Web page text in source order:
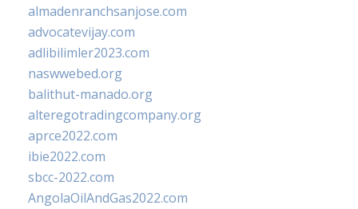
almadenranchsanjose.com
advocatevijay.com
adlibilimler2023.com
naswwebed.org
balithut-manado.org
alteregotradingcompany.org
aprce2022.com
ibie2022.com
sbcc-2022.com
AngolaOilAndGas2022.com